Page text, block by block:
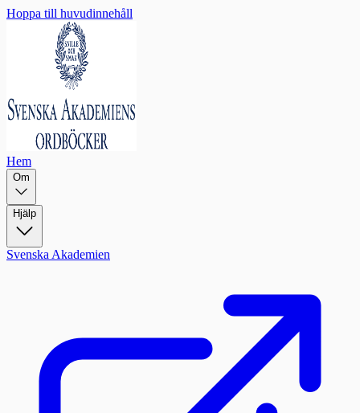
Hoppa till huvudinnehåll
Hem
Om
Hjälp
Svenska Akademien